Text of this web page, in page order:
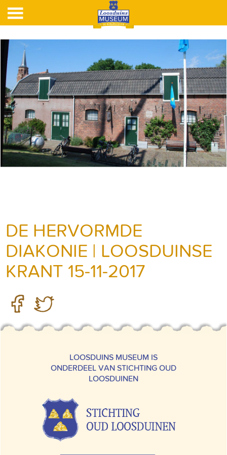
DE HERVORMDE
DIAKONIE | LOOSDUINSE
KRANT 15-11-2017
LOOSDUINS MUSEUM IS
ONDERDEEL VAN STICHTING OUD
LOOSDUINEN